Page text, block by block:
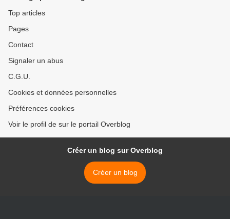
Top articles
Pages
Contact
Signaler un abus
C.G.U.
Cookies et données personnelles
Préférences cookies
Voir le profil de sur le portail Overblog
Créer un blog sur Overblog
Créer un blog